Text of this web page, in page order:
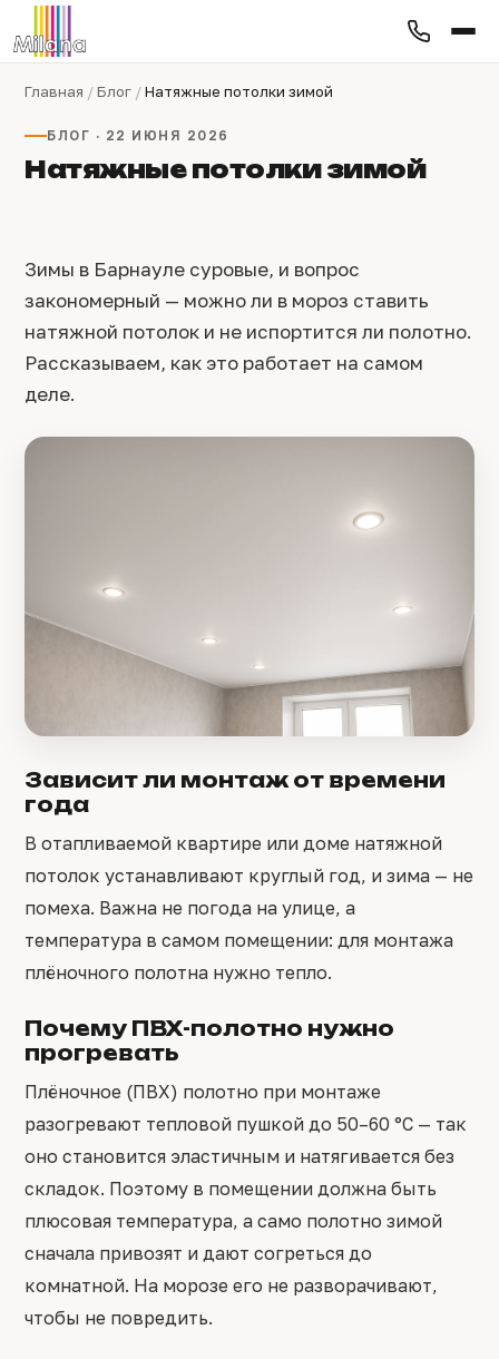
Главная /Блог /Натяжные потолки зимой
БЛОГ · 22 ИЮНЯ 2026
Натяжные потолки зимой
Зимы в Барнауле суровые, и вопрос
закономерный — можно ли в мороз ставить
натяжной потолок и не испортится ли полотно.
Рассказываем, как это работает на самом
деле.
Зависит ли монтаж от времени
года
В отапливаемой квартире или доме натяжной
потолок устанавливают круглый год, и зима — не
помеха. Важна не погода на улице, а
температура в самом помещении: для монтажа
плёночного полотна нужно тепло.
Почему ПВХ-полотно нужно
прогревать
Плёночное (ПВХ) полотно при монтаже
разогревают тепловой пушкой до 50–60 °C — так
оно становится эластичным и натягивается без
складок. Поэтому в помещении должна быть
плюсовая температура, а само полотно зимой
сначала привозят и дают согреться до
комнатной. На морозе его не разворачивают,
чтобы не повредить.